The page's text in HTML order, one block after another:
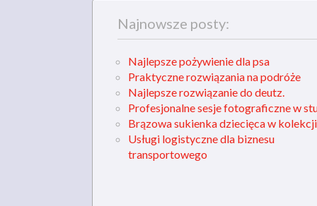
Najnowsze posty:
Najlepsze pożywienie dla psa
Praktyczne rozwiązania na podróże
Najlepsze rozwiązanie do deutz.
Profesjonalne sesje fotograficzne w
Brązowa sukienka dziecięca w
Usługi logistyczne dla biznesu
transportowego